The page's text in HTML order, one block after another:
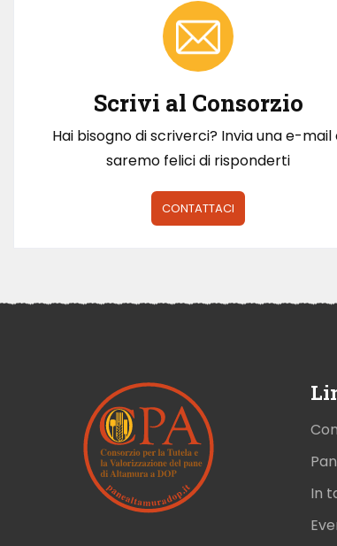
Scrivi al Consorzio
Hai bisogno di scriverci? Invia una e-mail
saremo felici di risponderti
CONTATTACI
In